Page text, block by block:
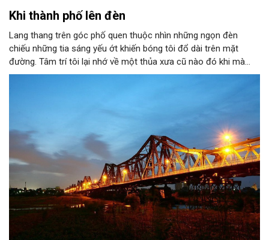
Khi thành phố lên đèn
Lang thang trên góc phố quen thuộc nhìn những ngọn đèn
chiếu những tia sáng yếu ớt khiến bóng tôi đổ dài trên mặt
đường. Tâm trí tôi lại nhớ về một thủa xưa cũ nào đó khi mà
ánh sáng vẫn còn chút gì đó mới mẻ. Bởi thế mà tôi lại vô cùng
chút háo hức mong chờ. Chờ đợi khoảnh khắc ấy. Khoảnh khắc
tưởng chừng như rất đơn giản, rất đỗi bình thường và vẫn diễn
ra hàng ngày ấy. Bây giờ ánh sáng có thể nhìn thấy bất kỳ đâu,
bất kỳ chỗ nào và đủ mọi màu sắc nhưng trước kia thì khác.
Ánh sáng là một điều gì đó rất xa xỉ.